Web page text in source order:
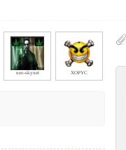
neo-skynet XOPYC